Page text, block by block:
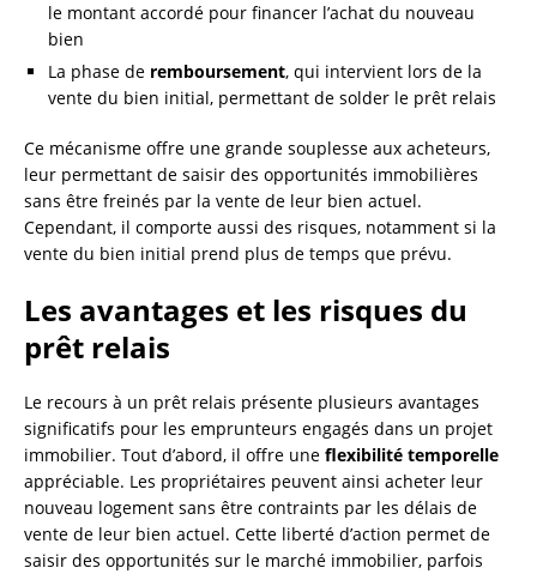
le montant accordé pour financer l’achat du nouveau
bien
La phase de remboursement, qui intervient lors de la
vente du bien initial, permettant de solder le prêt relais
Ce mécanisme offre une grande souplesse aux acheteurs,
leur permettant de saisir des opportunités immobilières
sans être freinés par la vente de leur bien actuel.
Cependant, il comporte aussi des risques, notamment si la
vente du bien initial prend plus de temps que prévu.
Les avantages et les risques du
prêt relais
Le recours à un prêt relais présente plusieurs avantages
significatifs pour les emprunteurs engagés dans un projet
immobilier. Tout d’abord, il offre une flexibilité temporelle
appréciable. Les propriétaires peuvent ainsi acheter leur
nouveau logement sans être contraints par les délais de
vente de leur bien actuel. Cette liberté d’action permet de
saisir des opportunités sur le marché immobilier, parfois